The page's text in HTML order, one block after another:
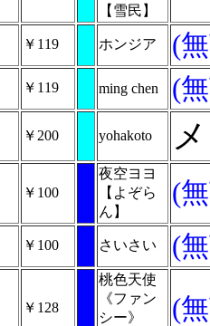
【雪民】
￥119 ホンジア (
￥119 ming chen (
￥200 yohakoto
￥100
夜空ヨヨ
【よぞら
ん】
(
￥100 さいさい (
￥128
桃色天使
《ファン
シー》
(